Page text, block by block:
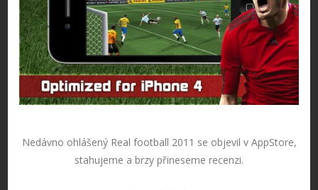
Nedávno ohlášený Real football 2011 se objevil v AppStore,
stahujeme a brzy přineseme recenzi.